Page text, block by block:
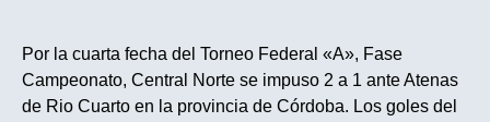
Por la cuarta fecha del Torneo Federal «A», Fase
Campeonato, Central Norte se impuso 2 a 1 ante Atenas
de Rio Cuarto en la provincia de Córdoba. Los goles del